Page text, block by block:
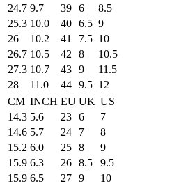
24.7 9.7 39 6
8.5
25.3 10.0 40 6.5 9
26
10.2 41 7.5 10
26.7 10.5 42 8
10.5
27.3 10.7 43 9
11.5
28
11.0 44 9.5 12
CM INCH EU UK US
14.3 5.6 23 6
7
14.6 5.7 24 7
8
15.2 6.0 25 8
9
15.9 6.3 26 8.5
9.5
15.9 6.5 27 9
10